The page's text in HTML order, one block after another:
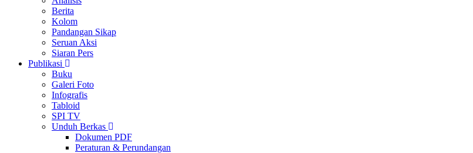
Berita
Kolom
Pandangan Sikap
Seruan Aksi
Siaran Pers
Publikasi
Buku
Galeri Foto
Infografis
Tabloid
SPI TV
Unduh Berkas
Dokumen PDF
Peraturan & Perundangan